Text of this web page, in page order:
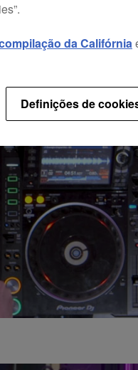
da Califórnia
Definições de